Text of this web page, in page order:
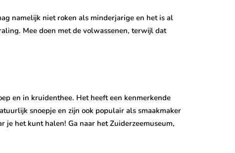
namelijk niet roken als minderjarige en het is al
Mee doen met de volwassenen, terwijl dat
en in kruidenthee. Het heeft een kenmerkende
snoepje en zijn ook populair als smaakmaker
het kunt halen! Ga naar het Zuiderzeemuseum,